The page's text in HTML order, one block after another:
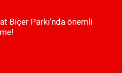
Biçer Parkı'nda önemli